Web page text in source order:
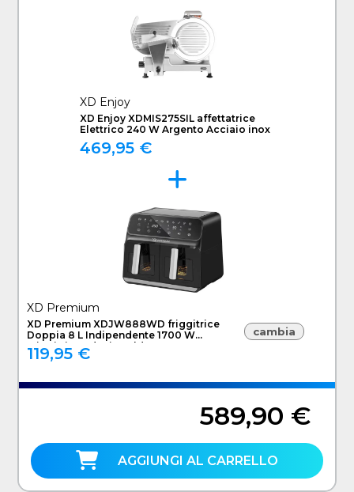
XD Enjoy
XD Enjoy XDMIS275SIL affettatrice
Elettrico 240 W Argento Acciaio inox
469,95 €
XD Premium
XD Premium XDJW888WD friggitrice
Doppia 8 L Indipendente 1700 W
Friggitrice ad aria calda Nero
119,95 €
cambia
589,90 €
AGGIUNGI AL CARRELLO